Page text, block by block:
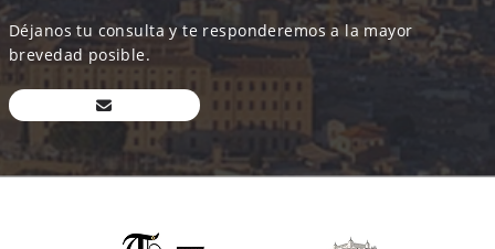
Déjanos tu consulta y te responderemos a la mayor
brevedad posible.